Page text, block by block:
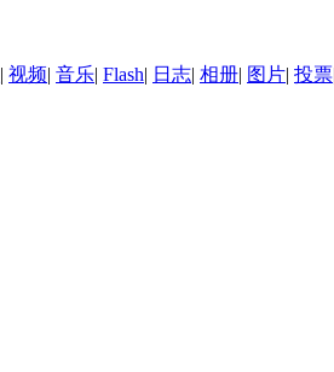
| 视频| 音乐| Flash| 日志| 相册| 图片| 投票